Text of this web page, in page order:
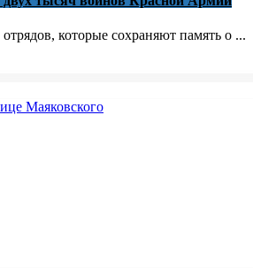
которые сохраняют память о ...